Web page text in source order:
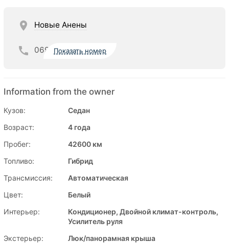
Новые Анены
069 Показать номер
Information from the owner
Кузов:
Седан
Возраст:
4 года
Пробег:
42600 км
Топливо:
Гибрид
Трансмиссия:
Автоматическая
Цвет:
Белый
Интерьер:
Кондиционер, Двойной климат-контроль,
Усилитель руля
Экстерьер:
Люк/панорамная крыша